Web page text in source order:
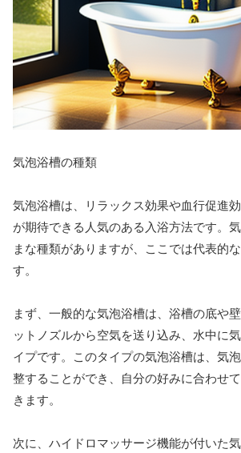
気泡浴槽の種類
気泡浴槽は、リラックス効果や血行促進
が期待できる人気のある入浴方法です。
まな種類がありますが、ここでは代表的
す。
まず、一般的な気泡浴槽は、浴槽の底や
ットノズルから空気を送り込み、水中に
イプです。このタイプの気泡浴槽は、気
整することができ、自分の好みに合わせ
きます。
次に、ハイドロマッサージ機能が付いた